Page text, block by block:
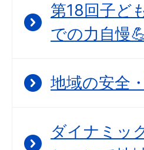
第18回子ど
での力自慢
地域の安全
ダイナミッ